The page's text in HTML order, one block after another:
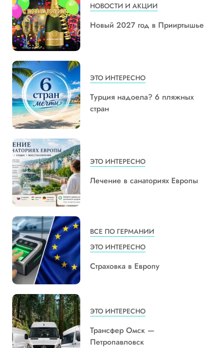
НОВОСТИ И АКЦИИ
Новый 2027 год в Прииртышье
ЭТО ИНТЕРЕСНО
Турция надоела? 6 пляжных
стран
ЭТО ИНТЕРЕСНО
Лечение в санаториях Европы
ВСЕ ПО ГЕРМАНИИ
ЭТО ИНТЕРЕСНО
Страховка в Европу
ЭТО ИНТЕРЕСНО
Трансфер Омск —
Петропавловск